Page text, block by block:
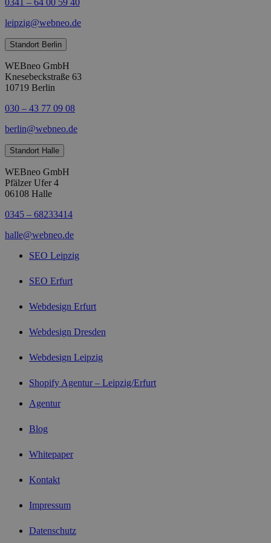
0341 – 64 00 59 40
leipzig@webneo.de
Standort Berlin
WEBneo GmbH
Knesebeckstraße 63
10719 Berlin
030 – 43 77 09 08
berlin@webneo.de
Standort Halle
WEBneo GmbH
Pfälzer Ufer 4
06108 Halle
0345 – 68233414
halle@webneo.de
SEO Leipzig
SEO Erfurt
Webdesign Erfurt
Webdesign Dresden
Webdesign Leipzig
Shopify Agentur – Leipzig/Erfurt
Agentur
Blog
Whitepaper
Kontakt
Impressum
Datenschutz